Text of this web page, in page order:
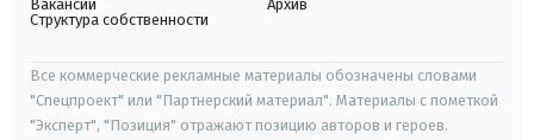
Вакансии
Структура собственности
Архив
Все коммерческие рекламные материалы обозначены словами
"Спецпроект" или "Партнерский материал". Материалы с пометкой
"Эксперт", "Позиция" отражают позицию авторов и героев.